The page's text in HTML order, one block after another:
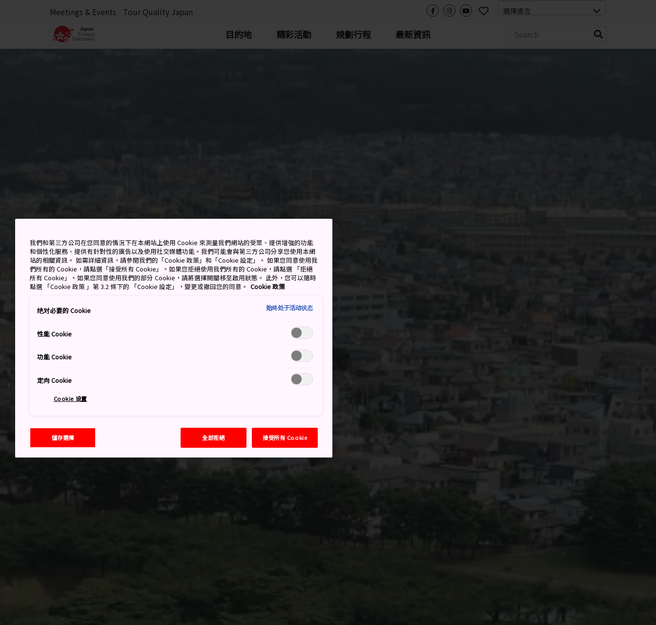
Meetings & Events Tour Quality Japan
目的地 精彩活動 規劃行程 最新資訊
我們和第三方公司在您同意的情況下在本網站上使用 Cookie 來測量我們網站的受眾、提供增強的功能
和個性化服務、提供有針對性的廣告以及使用社交媒體功能。我們可能會與第三方公司分享您使用本網
站的相關資訊。 如需詳細資訊，請參閱我們的「Cookie 政策」和「Cookie 設定」。 如果您同意使用我
們所有的 Cookie，請點選「接受所有 Cookie」。如果您拒絕使用我們所有的 Cookie，請點選 「拒絕
所有 Cookie」。如果您同意使用我們的部分 Cookie，請將選擇開關移至啟用狀態。 此外，您可以隨時
點選 「Cookie 政策 」第 3.2 條下的 「Cookie 設定」，變更或撤回您的同意。 Cookie 政策
绝对必要的 Cookie 始终处于活动状态
性能 Cookie
功能 Cookie
定向 Cookie
Cookie 设置
儲存選擇 全部拒絕 接受所有 Cookie